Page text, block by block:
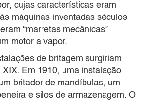
cujas características eram
máquinas inventadas séculos
“marretas mecânicas”
motor a vapor.
de britagem surgiriam
XIX. Em 1910, uma instalação
britador de mandíbulas, um
e silos de armazenagem. O